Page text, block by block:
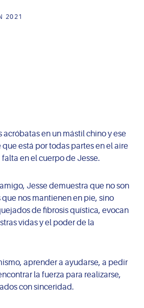
2021
acróbatas en un mástil chino y ese
está por todas partes en el aire
en el cuerpo de Jesse.
Jesse demuestra que no son
nos mantienen en pie, sino
de fibrosis quística, evocan
vidas y el poder de la
aprender a ayudarse, a pedir
la fuerza para realizarse,
con sinceridad.